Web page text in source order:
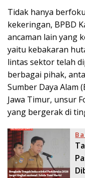
Tidak hanya
kekeringan, BPBD
ancaman lain yang
yaitu kebakaran
lintas sektor telah
berbagai pihak,
Sumber Daya Alam
Jawa Timur, unsur
yang bergerak di